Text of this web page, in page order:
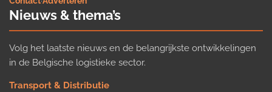
Nieuws & thema’s
Volg het laatste nieuws en de belangrijkste ontwikkelingen
in de Belgische logistieke sector.
Transport & Distributie